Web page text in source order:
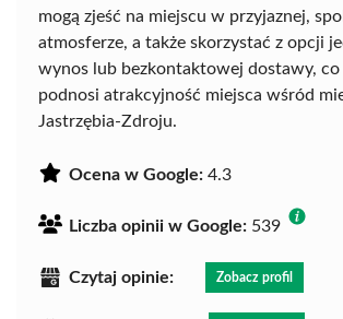
mogą zjeść na miejscu w przyjaznej,
atmosferze, a także skorzystać z opcji
wynos lub bezkontaktowej dostawy,
podnosi atrakcyjność miejsca wśród
Jastrzębia-Zdroju.
Ocena w Google: 4.3
Liczba opinii w Google: 539
Czytaj opinie: Zobacz profil